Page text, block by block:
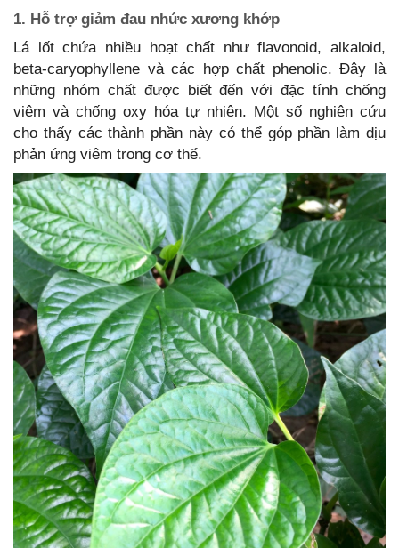
1. Hỗ trợ giảm đau nhức xương khớp
Lá lốt chứa nhiều hoạt chất như flavonoid, alkaloid,
beta-caryophyllene và các hợp chất phenolic. Đây là
những nhóm chất được biết đến với đặc tính chống
viêm và chống oxy hóa tự nhiên. Một số nghiên cứu
cho thấy các thành phần này có thể góp phần làm dịu
phản ứng viêm trong cơ thể.